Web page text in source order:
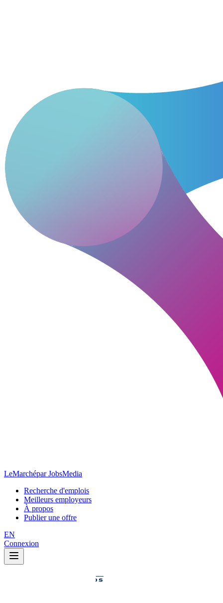
LeMarchépar JobsMedia
Recherche d'emplois
Meilleurs employeurs
À propos
Publier une offre
EN
Connexion